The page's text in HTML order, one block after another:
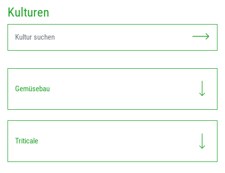
Kulturen
Gemüsebau
Triticale